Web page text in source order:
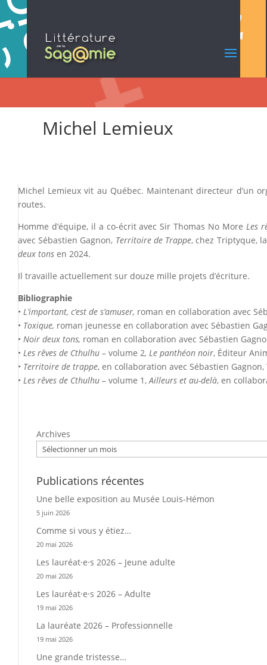
Michel Lemieux
Michel Lemieux vit au Québec. Maintenant directeur d’un
routes.
Homme d’équipe, il a co-écrit avec Sir Thomas No More Les
avec Sébastien Gagnon, Territoire de Trappe, chez Triptyque,
deux tons en 2024.
Il travaille actuellement sur douze mille projets d’écriture.
Bibliographie
• L’important, c’est de s’amuser, roman en collaboration avec
• Toxique, roman jeunesse en collaboration avec Sébastien
• Noir deux tons, roman en collaboration avec Sébastien
• Les rêves de Cthulhu – volume 2, Le panthéon noir, Éditeur
• Territoire de trappe, en collaboration avec Sébastien
• Les rêves de Cthulhu – volume 1,Ailleurs et au-delà, en
Archives
Publications récentes
Une belle exposition au Musée Louis-Hémon
5 juin 2026
Comme si vous y étiez…
20 mai 2026
Les lauréat·e·s 2026 – Jeune adulte
20 mai 2026
Les lauréat·e·s 2026 – Adulte
19 mai 2026
La lauréate 2026 – Professionnelle
19 mai 2026
Une grande tristesse…